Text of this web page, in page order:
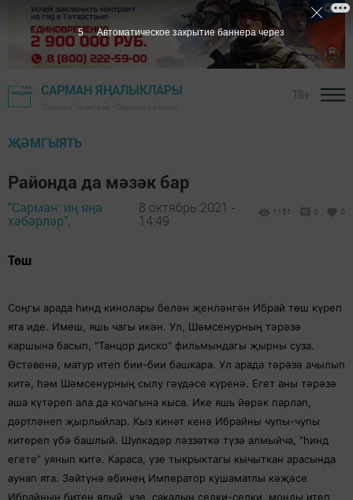
САРМАН ЯҢАЛЫКЛАРЫ
ҖӘМГЫЯТЬ
Районда да мәзәк бар
"Сарман: иң яңа
хәбәрләр",
8 октябрь 2021 -
14:49
1151 0 0
Төш
Соңгы арада һинд кинолары белән җенләнгән Ибрай төш күреп
ята иде. Имеш, яшь чагы икән. Ул, Шәмсенурның тәрәзә
каршына басып, “Танцор диско” фильмындагы җырны суза.
Өстәвенә, матур итеп бии-бии башкара. Ул арада тәрәзә ачылып
китә, һәм Шәмсенурның сылу гәүдәсе күренә. Егет аны тәрәзә
аша күтәреп ала да кочагына кыса. Ике яшь йөрәк парлап,
дәртләнеп җырлыйлар. Кыз кинәт кенә Ибрайны чупы-чупы
китереп үбә башлый. Шулкадәр ләззәткә түзә алмыйча, “һинд
егете” уянып китә. Караса, үзе тыкрыктагы кычыткан арасында
аунап ята. Зәйтүнә әбинең Император кушаматлы кәҗәсе
Ибрайның битен ялый, үзе, сакалын селки-селки, моңлы итеп
4 Автоматическое закрытие баннера через